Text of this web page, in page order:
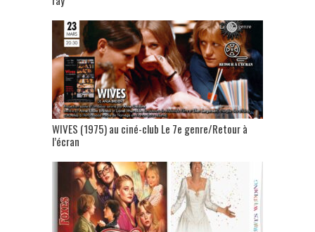
WIVES (1975) au ciné-club Le 7e genre/Retour à
l’écran